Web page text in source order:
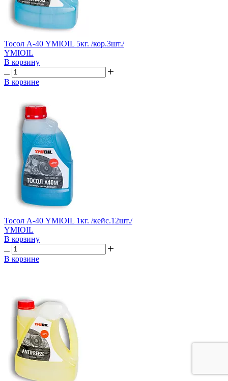
Тосол А-40 YMIOIL 5кг. /кор.3шт./
YMIOIL
В корзину
В корзине
Тосол А-40 YMIOIL 1кг. /кейс.12шт./
YMIOIL
В корзину
В корзине